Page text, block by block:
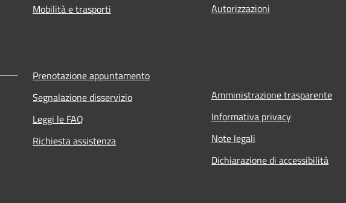
Mobilità e trasporti
Autorizzazioni
Prenotazione appuntamento
Segnalazione disservizio
Leggi le FAQ
Richiesta assistenza
Amministrazione trasparente
Informativa privacy
Note legali
Dichiarazione di accessibilità